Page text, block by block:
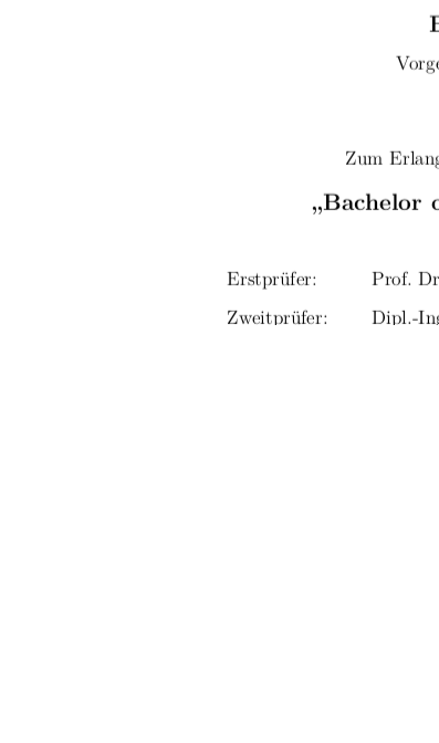
Zum
„Bachelor
Erstprüfer: Prof.
Zweitprüfer: Dipl.-